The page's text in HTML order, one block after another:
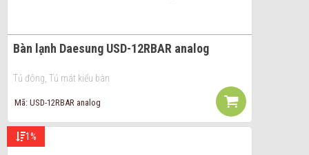
Bàn lạnh Daesung USD-12RBAR analog
Tủ đông, Tủ mát kiểu bàn
Mã: USD-12RBAR analog
1%